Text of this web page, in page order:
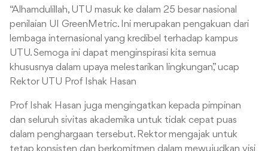
“Alhamdulillah, UTU masuk ke dalam 25 besar nasional
penilaian UI GreenMetric. Ini merupakan pengakuan dari
lembaga internasional yang kredibel terhadap kampus
UTU. Semoga ini dapat menginspirasi kita semua
khususnya dalam upaya melestarikan lingkungan,” ucap
Rektor UTU Prof Ishak Hasan
Prof Ishak Hasan juga mengingatkan kepada pimpinan
dan seluruh sivitas akademika untuk tidak cepat puas
dalam penghargaan tersebut. Rektor mengajak untuk